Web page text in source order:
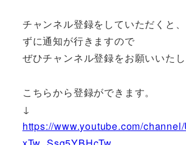
チャンネル登録をしていただくと
ずに通知が行きますので
ぜひチャンネル登録をお願いいたし
こちらから登録ができます。
↓
https://www.youtube.com/